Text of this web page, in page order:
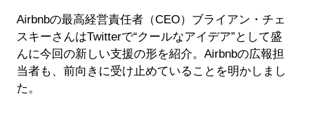
Airbnbの最高経営責任者（CEO）ブライアン・チェ
スキーさんはTwitterで“クールなアイデア”として盛
んに今回の新しい支援の形を紹介。Airbnbの広報担
当者も、前向きに受け止めていることを明かしまし
た。